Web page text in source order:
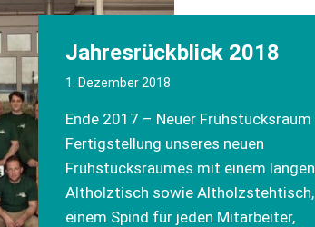
Jahresrückblick 2018
1. Dezember 2018
Ende 2017 – Neuer Frühstücksraum
Fertigstellung unseres neuen
Frühstücksraumes mit einem langen
Altholztisch sowie Altholzstehtisch,
einem Spind für jeden Mitarbeiter,